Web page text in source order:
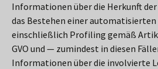
Informationen über die Herkunft
das Bestehen einer
einschließlich Profiling gemäß
GVO und — zumindest in diesen
Informationen über die involvierte